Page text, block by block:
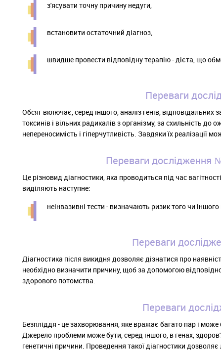
з'ясувати точну причину недуги,
встановити остаточний діагноз,
швидше провести відповідну терапію - дієта, що
Переваги
Обсяг включає, серед іншого, аналіз генів, відповідальних
токсинів і вільних радикалів з організму, за схильність
непереносимість і гіперчутливість. Завдяки їх
Переваги дослідження
Це різновид діагностики, яка проводиться під час
виділяють наступне:
неінвазивні тести - визначають ризик того чи
Переваги
Діагностика після викидня дозволяє дізнатися про
необхідно визначити причину, щоб за допомогою
здорового потомства.
Переваги
Безпліддя - це захворювання, яке вражає багато пар і
Джерело проблеми може бути, серед іншого, в генах,
генетичні причини. Проведення такої діагностики